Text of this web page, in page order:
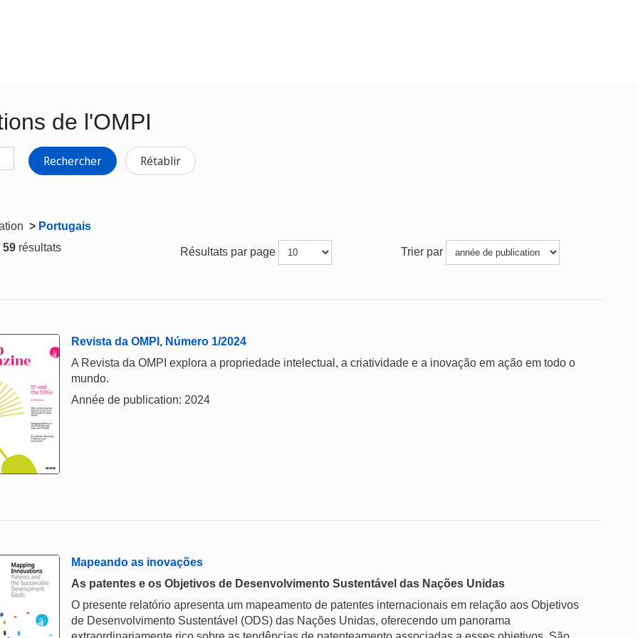
de l'OMPI
Rechercher Rétablir
> Portugais
59 résultats Résultats par page Trier par
Revista da OMPI, Número 1/2024
A Revista da OMPI explora a propriedade intelectual, a criatividade e a inovação em ação em todo o
mundo.
Année de publication: 2024
Mapeando as inovações
As patentes e os Objetivos de Desenvolvimento Sustentável das Nações Unidas
O presente relatório apresenta um mapeamento de patentes internacionais em relação aos Objetivos
de Desenvolvimento Sustentável (ODS) das Nações Unidas, oferecendo um panorama